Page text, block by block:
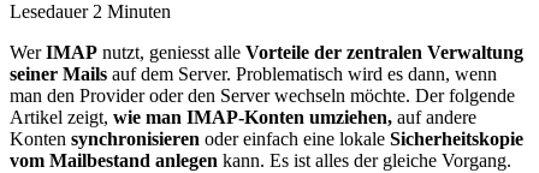
Lesedauer 2 Minuten
WerIMAP nutzt, geniesst alle Vorteile der zentralen Verwaltung
seiner Mails auf dem Server. Problematisch wird es dann, wenn
man den Provider oder den Server wechseln möchte. Der folgende
Artikel zeigt, wie man IMAP-Konten umziehen, auf andere
Konten synchronisieren oder einfach eine lokale Sicherheitskopie
vom Mailbestand anlegen kann. Es ist alles der gleiche Vorgang.